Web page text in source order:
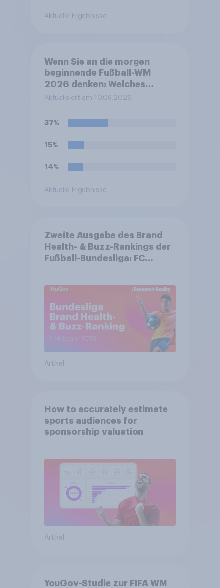
für die deutsche
Klopp der nächste Trainer
der deutschen
Fußballnationalmannschaft
Aktuelle Ergebnisse
Wenn Sie an die morgen
beginnende Fußball-WM
2026 denken: Welches
Gefühl beschreibt Ihre
derzeit am besten?
Aktualisiert am 10.06.2026
37%
15%
14%
Aktuelle Ergebnisse
Zweite Ausgabe des Brand
Health- & Buzz-Rankings der
Fußball-Bundesliga: FC
Artikel
How to accurately estimate
sports audiences for
sponsorship valuation
Artikel
YouGov-Studie zur FIFA WM